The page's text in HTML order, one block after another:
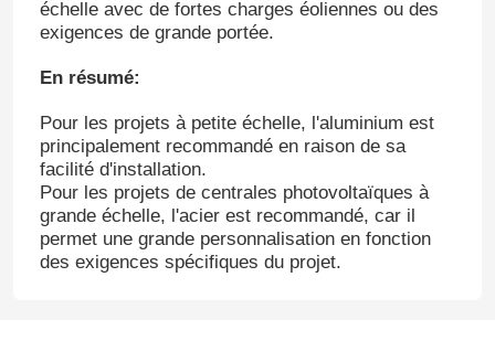
Contactez-nous
Demandez une citation
Système de support de panneau solaire
Supports de panneau solaire
échelle avec de fortes charges éoliennes ou des
exigences de grande portée.
En résumé:
Pour les projets à petite échelle, l'aluminium est
principalement recommandé en raison de sa
facilité d'installation.
Pour les projets de centrales photovoltaïques à
grande échelle, l'acier est recommandé, car il
permet une grande personnalisation en fonction
des exigences spécifiques du projet.